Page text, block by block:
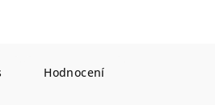
Hodnocení